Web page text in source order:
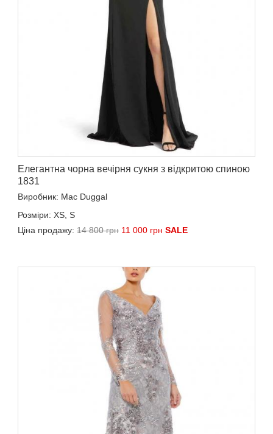
Елегантна чорна вечірня сукня з відкритою спиною
1831
Виробник: Mac Duggal
Розміри: XS, S
Ціна продажу: 14 800 грн 11 000 грн SALE